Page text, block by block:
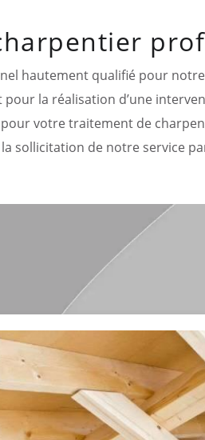
hautement qualifié pour
la réalisation d’une
votre traitement de
sollicitation de notre service